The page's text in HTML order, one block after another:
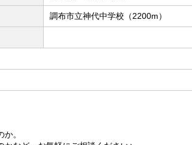
調布市立神代中学校（2200m）
。